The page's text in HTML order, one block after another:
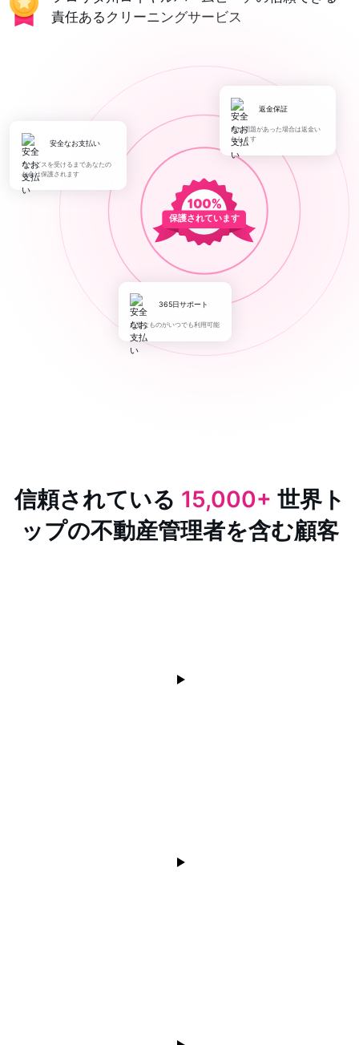
責任あるクリーニングサービス
保護されています
安全なお支払い
サービスを受けるまであなたの
お金は保護されます
返金保証
何か問題があった場合は返金い
たします
365日サポート
必要なものがいつでも利用可能
信頼されている 15,000+ 世界ト
ップの不動産管理者を含む顧客